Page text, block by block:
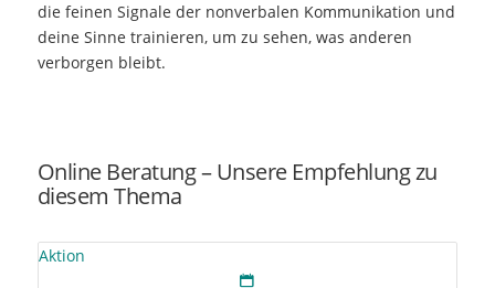
die feinen Signale der nonverbalen Kommunikation und
deine Sinne trainieren, um zu sehen, was anderen
verborgen bleibt.
Online Beratung – Unsere Empfehlung zu
diesem Thema
Aktion